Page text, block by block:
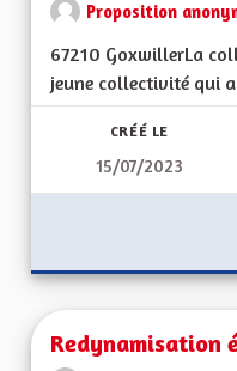
Proposition
67210 GoxwillerLa
jeune collectivité qui
CRÉÉ LE
15/07/2023
Redynamisation